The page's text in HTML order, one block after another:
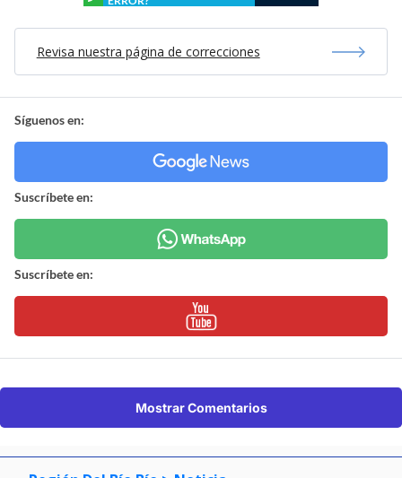
Revisa nuestra página de correcciones
Síguenos en:
Suscríbete en:
Suscríbete en:
Mostrar Comentarios